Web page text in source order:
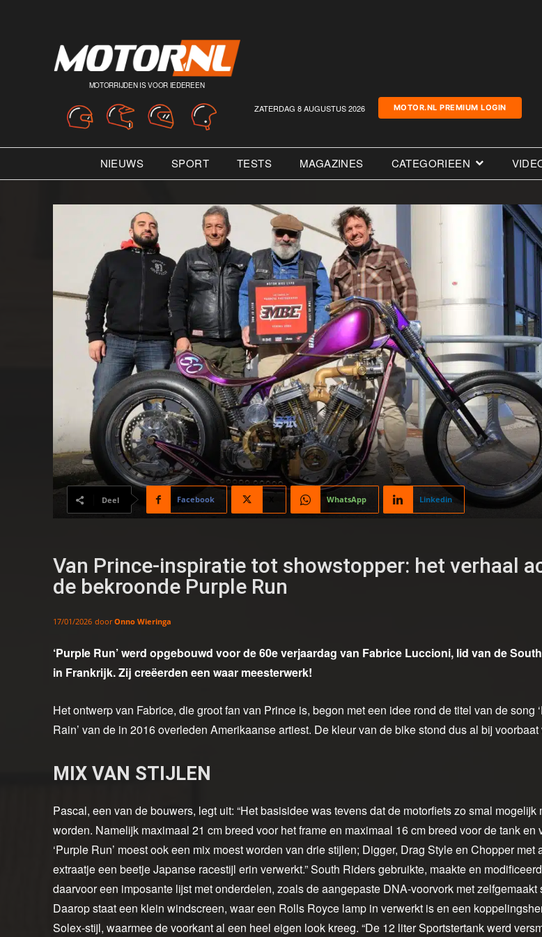
MOTORRIJDEN IS VOOR IEDEREEN
ZATERDAG 8 AUGUSTUS 2026 MOTOR.NL PREMIUM LOGIN
NIEUWS SPORT TESTS MAGAZINES CATEGORIEEN
Deel Facebook WhatsApp Linkedin
Van Prince-inspiratie tot showstopper: het verhaal
de bekroonde Purple Run
17/01/2026 door Onno Wieringa
‘Purple Run’ werd opgebouwd voor de 60e verjaardag van Fabrice Luccioni, lid van de
in Frankrijk. Zij creëerden een waar meesterwerk!
Het ontwerp van Fabrice, die groot fan van Prince is, begon met een idee rond de titel van de song
Rain’ van de in 2016 overleden Amerikaanse artiest. De kleur van de bike stond dus al bij voorbaat
MIX VAN STIJLEN
Pascal, een van de bouwers, legt uit: “Het basisidee was tevens dat de motorfiets zo smal mogelijk
worden. Namelijk maximaal 21 cm breed voor het frame en maximaal 16 cm breed voor de tank en
‘Purple Run’ moest ook een mix moest worden van drie stijlen; Digger, Drag Style en Chopper met
extraatje een beetje Japanse racestijl erin verwerkt.” South Riders gebruikte, maakte en
daarvoor een imposante lijst met onderdelen, zoals de aangepaste DNA-voorvork met zelfgemaakt
Daarop staat een klein windscreen, waar een Rolls Royce lamp in verwerkt is en een
Solex-stijl, waarmee de voorkant al een heel eigen look kreeg. “De 12 liter Sportstertank werd